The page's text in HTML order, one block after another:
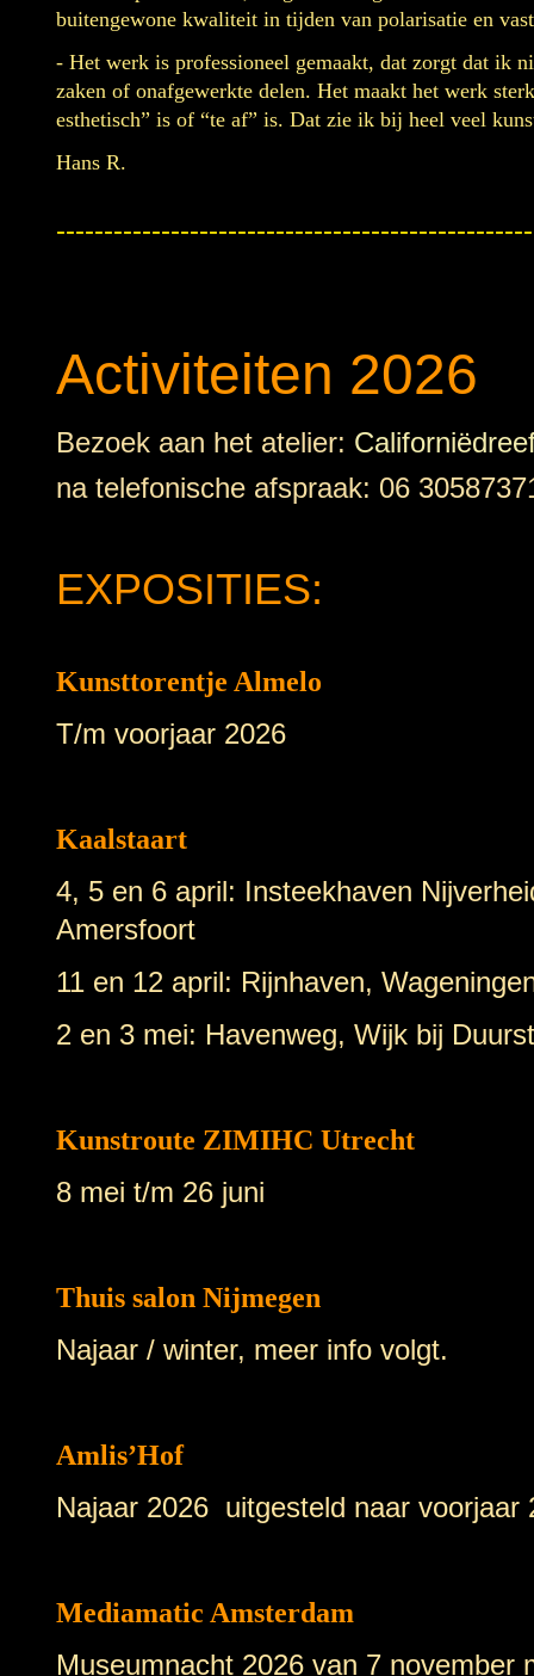
buitengewone kwaliteit in tijden van polarisatie en
- Het werk is professioneel gemaakt, dat zorgt dat ik
zaken of onafgewerkte delen. Het maakt het werk
esthetisch” is of “te af” is. Dat zie ik bij heel veel
Hans R.
Activiteiten 2026
Bezoek aan het atelier:
na telefonische afspraak: 06
EXPOSITIES:
Kunsttorentje Almelo
T/m voorjaar 2026
Kaalstaart
4, 5 en 6 april: Insteekhaven
Amersfoort
11 en 12 april: Rijnhaven,
2 en 3 mei: Havenweg, Wijk bij
Kunstroute ZIMIHC Utrecht
8 mei t/m 26 juni
Thuis salon Nijmegen
Najaar / winter, meer info volgt.
Amlis’Hof
Najaar 2026 uitgesteld naar voorjaar
Mediamatic Amsterdam
Museumnacht 2026 van 7 november